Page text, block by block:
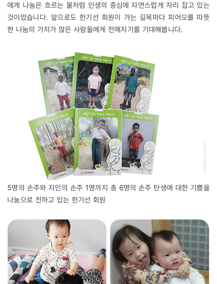
에게 나눔은 흐르는 물처럼 인생의 중심에 자연스럽게 자리 잡고 있는
것이었습니다. 앞으로도 한기선 회원이 가는 길목마다 피어오를 따뜻
한 나눔의 가치가 많은 사람들에게 전해지기를 기대해봅니다.
5명의 손주와 지인의 손주 1명까지 총 6명의 손주 탄생에 대한 기쁨을
나눔으로 전하고 있는 한기선 회원